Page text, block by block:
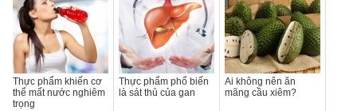
Thực phẩm khiến cơ
thể mất nước nghiêm
trọng
Thực phẩm phổ biến
là sát thủ của gan
Ai không nên ăn
mãng cầu xiêm?